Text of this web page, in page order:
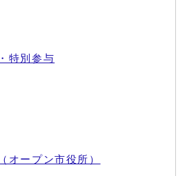
特別参与
オープン市役所）